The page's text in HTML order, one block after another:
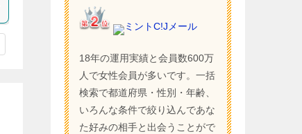
ミントC!Jメール
18年の運用実績と会員数600万
人で女性会員が多いです。一括
検索で都道府県・性別・年齢、
いろんな条件で絞り込んであな
た好みの相手と出会うことがで